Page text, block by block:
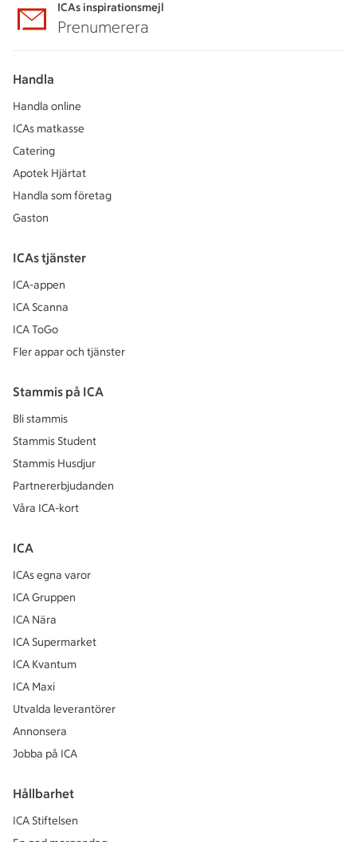
ICAs inspirationsmejl
Prenumerera
Handla
Handla online
ICAs matkasse
Catering
Apotek Hjärtat
Handla som företag
Gaston
ICAs tjänster
ICA-appen
ICA Scanna
ICA ToGo
Fler appar och tjänster
Stammis på ICA
Bli stammis
Stammis Student
Stammis Husdjur
Partnererbjudanden
Våra ICA-kort
ICA
ICAs egna varor
ICA Gruppen
ICA Nära
ICA Supermarket
ICA Kvantum
ICA Maxi
Utvalda leverantörer
Annonsera
Jobba på ICA
Hållbarhet
ICA Stiftelsen